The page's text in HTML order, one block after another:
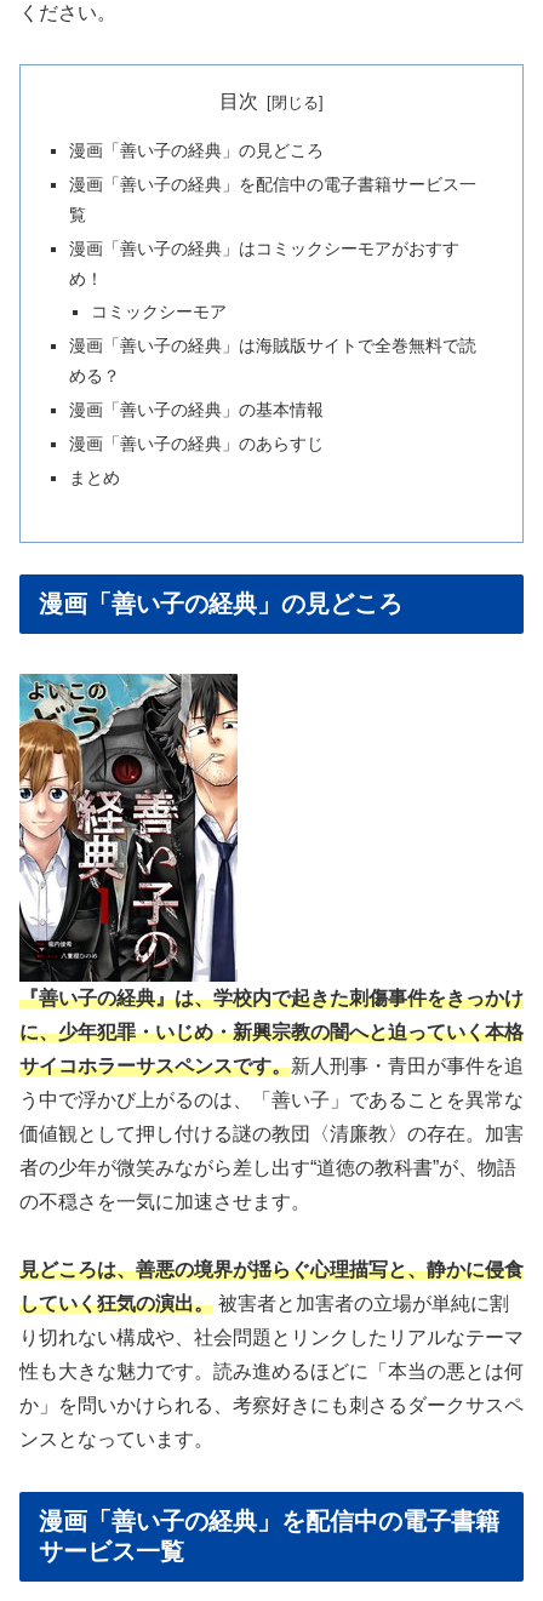
ください。
目次
漫画「善い子の経典」の見どころ
漫画「善い子の経典」を配信中の電子書籍サービス一
覧
漫画「善い子の経典」はコミックシーモアがおすす
め！
コミックシーモア
漫画「善い子の経典」は海賊版サイトで全巻無料で読
める？
漫画「善い子の経典」の基本情報
漫画「善い子の経典」のあらすじ
まとめ
漫画「善い子の経典」の見どころ
『善い子の経典』は、学校内で起きた刺傷事件をきっかけ
に、少年犯罪・いじめ・新興宗教の闇へと迫っていく本格
サイコホラーサスペンスです。新人刑事・青田が事件を追
う中で浮かび上がるのは、「善い子」であることを異常な
価値観として押し付ける謎の教団〈清廉教〉の存在。加害
者の少年が微笑みながら差し出す“道徳の教科書”が、物語
の不穏さを一気に加速させます。
見どころは、善悪の境界が揺らぐ心理描写と、静かに侵食
していく狂気の演出。 被害者と加害者の立場が単純に割
り切れない構成や、社会問題とリンクしたリアルなテーマ
性も大きな魅力です。読み進めるほどに「本当の悪とは何
か」を問いかけられる、考察好きにも刺さるダークサスペ
ンスとなっています。
漫画「善い子の経典」を配信中の電子書籍
サービス一覧